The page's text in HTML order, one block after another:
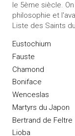
le 5ème siècle.
philosophie et
Liste des Saints
Eustochium
Fauste
Chamond
Boniface
Wenceslas
Martyrs du Japon
Bertrand de Feltre
Lioba